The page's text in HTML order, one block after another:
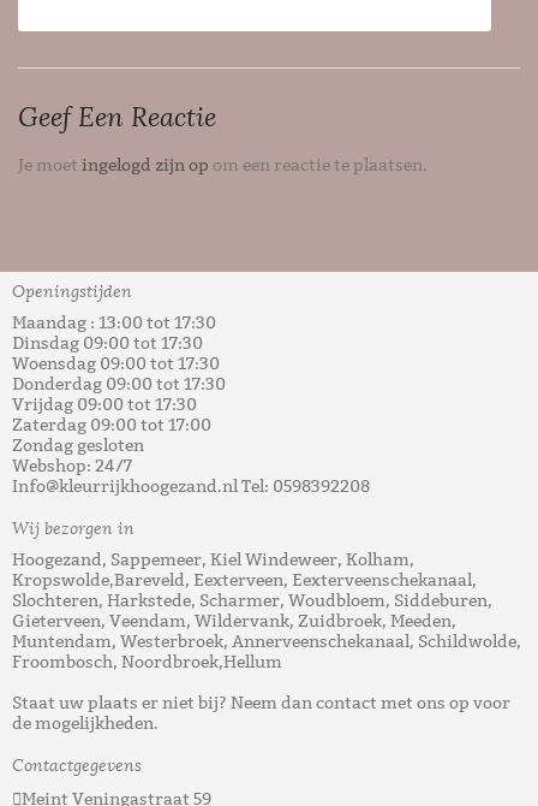
Geef Een Reactie
Je moet ingelogd zijn op om een reactie te plaatsen.
Openingstijden
Maandag : 13:00 tot 17:30
Dinsdag 09:00 tot 17:30
Woensdag 09:00 tot 17:30
Donderdag 09:00 tot 17:30
Vrijdag 09:00 tot 17:30
Zaterdag 09:00 tot 17:00
Zondag gesloten
Webshop: 24/7
Info@kleurrijkhoogezand.nl Tel: 0598392208
Wij bezorgen in
Hoogezand, Sappemeer, Kiel Windeweer, Kolham,
Kropswolde,Bareveld, Eexterveen, Eexterveenschekanaal,
Slochteren, Harkstede, Scharmer, Woudbloem, Siddeburen,
Gieterveen, Veendam, Wildervank, Zuidbroek, Meeden,
Muntendam, Westerbroek, Annerveenschekanaal, Schildwolde,
Froombosch, Noordbroek,Hellum
Staat uw plaats er niet bij? Neem dan contact met ons op voor
de mogelijkheden.
Contactgegevens
Meint Veningastraat 59